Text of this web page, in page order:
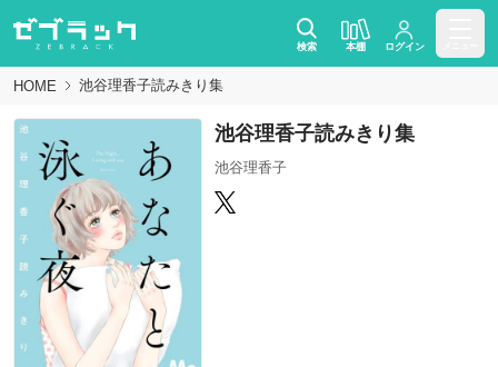
検索 本棚 ログイン
HOME 池谷理香子読みきり集
池谷理香子読みきり集
池谷理香子